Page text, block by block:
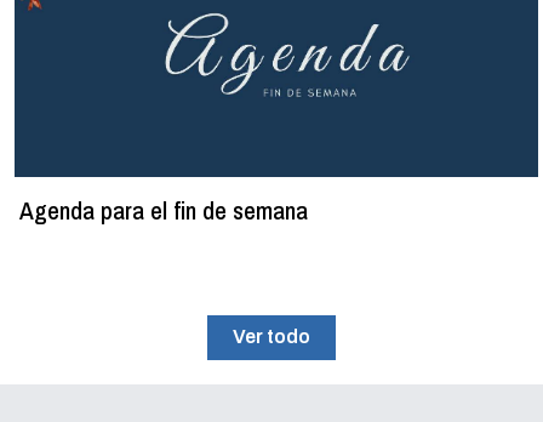
Agenda para el fin de semana
Ver todo